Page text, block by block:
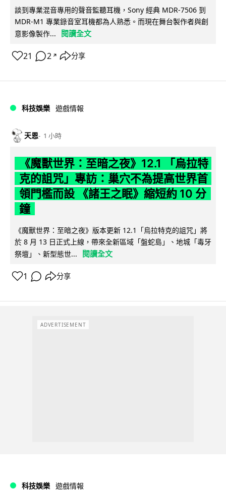
談到專業混音專用的聲音監聽耳機，Sony 經典 MDR-7506 到
MDR-M1 專業錄音室耳機都為人熟悉。而現在舞台製作者與創
意影像製作...
閱讀全文
21 2 ↗ 分享
科技娛樂 遊戲情報
天恩 1 小時
《魔獸世界：至暗之夜》12.1 「烏拉特
克的詛咒」專訪：巢穴不為提高世界首
領門檻而設 《諸王之眠》縮短約 10 分
鐘
《魔獸世界：至暗之夜》版本更新 12.1「烏拉特克的詛咒」將
於 8 月 13 日正式上線，帶來全新區域「盤蛇島」、地城「毒牙
祭壇」、新型態世...
閱讀全文
1 分享
ADVERTISEMENT
科技娛樂 遊戲情報